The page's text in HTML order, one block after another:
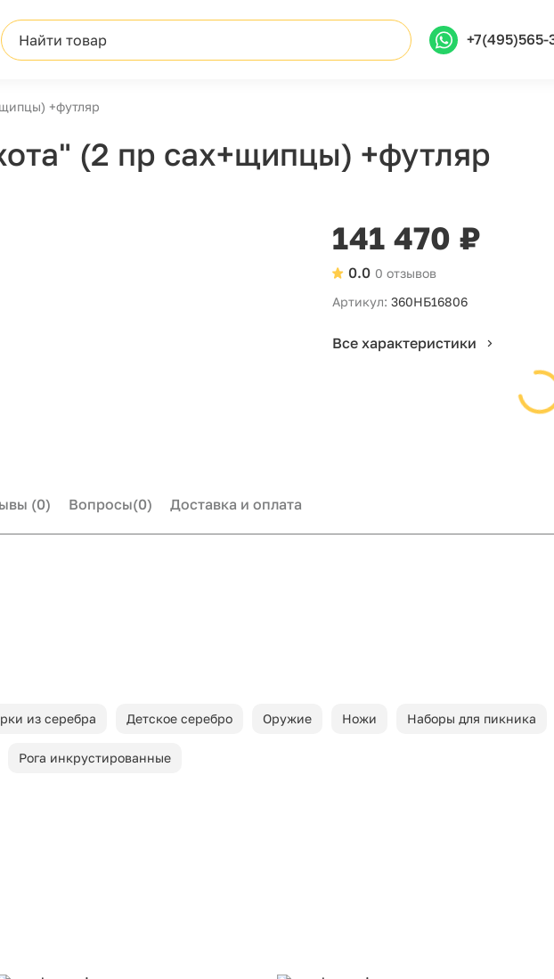
Найти товар +7(495)565-
+футляр
(2 пр сах+щипцы) +футляр
141 470 ₽
0 отзывов
0.0
Артикул: 360НБ16806
Все характеристики
(0) Вопросы(0) Доставка и оплата
из серебра Детское серебро Оружие Ножи Наборы для пикника
Рога инкрустированные